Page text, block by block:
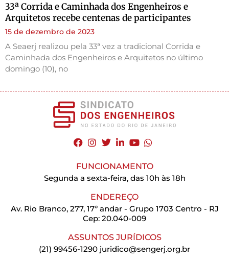
33ª Corrida e Caminhada dos Engenheiros e
Arquitetos recebe centenas de participantes
15 de dezembro de 2023
A Seaerj realizou pela 33ª vez a tradicional Corrida e
Caminhada dos Engenheiros e Arquitetos no último
domingo (10), no
FUNCIONAMENTO
Segunda a sexta-feira, das 10h às 18h
ENDEREÇO
Av. Rio Branco, 277, 17º andar - Grupo 1703 Centro - RJ
Cep: 20.040-009
ASSUNTOS JURÍDICOS
(21) 99456-1290 juridico@sengerj.org.br